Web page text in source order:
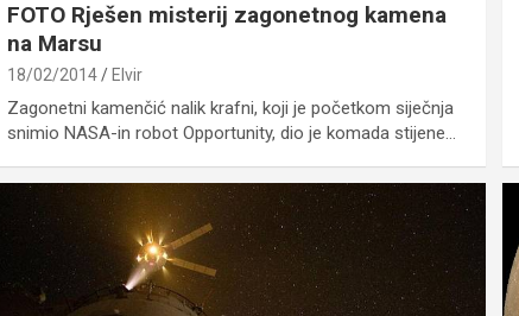
FOTO Rješen misterij zagonetnog kamena
na Marsu
18/02/2014 Elvir
Zagonetni kamenčić nalik krafni, koji je početkom siječnja
snimio NASA-in robot Opportunity, dio je komada stijene…